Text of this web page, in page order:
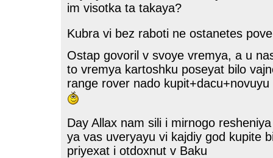
im visotka ta takaya?
Kubra vi bez raboti ne ostanetes
Ostap govoril v svoye vremya, a u
to vremya kartoshku poseyat bilo
range rover nado
Day Allax nam sili i mirnogo
ya vas uveryayu vi kajdiy god kupite
priyexat i otdoxnut v Baku